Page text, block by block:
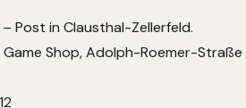
– Post in Clausthal-Zellerfeld.
Shop, Adolph-Roemer-